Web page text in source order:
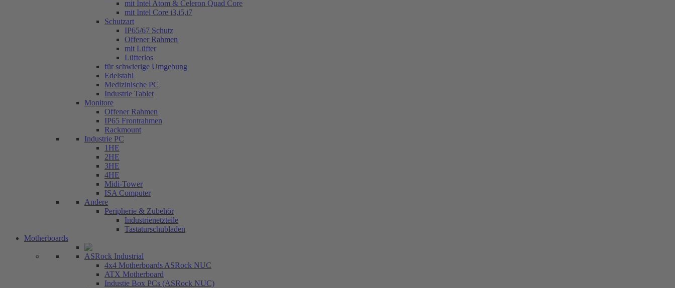
mit Intel Atom & Celeron Quad Core
mit Intel Core i3,i5,i7
Schutzart
IP65/67 Schutz
Offener Rahmen
mit Lüfter
Lüfterlos
für schwierige Umgebung
Edelstahl
Medizinische PC
Industrie Tablet
Monitore
Offener Rahmen
IP65 Frontrahmen
Rackmount
Industrie PC
1HE
2HE
3HE
4HE
Midi-Tower
ISA Computer
Andere
Peripherie & Zubehör
Industrienetzteile
Tastaturschubladen
Motherboards
ASRock Industrial
4x4 Motherboards ASRock NUC
ATX Motherboard
Industie Box PCs (ASRock NUC)